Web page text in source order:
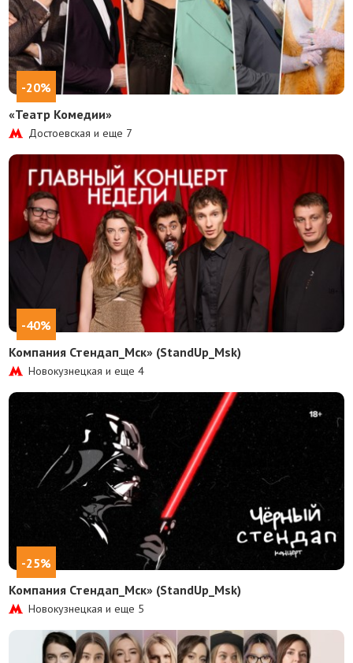
-20%
«Театр Комедии»
Достоевская и еще 7
-40%
Компания Стендап_Мск» (StandUp_Msk)
Новокузнецкая и еще4
-25%
Компания Стендап_Мск» (StandUp_Msk)
Новокузнецкая и еще 5